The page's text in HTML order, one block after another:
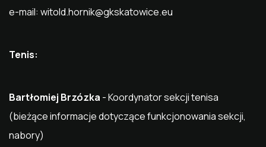
e-mail: witold.hornik@gkskatowice.eu
Tenis:
Bartłomiej Brzózka - Koordynator sekcji tenisa
(bieżące informacje dotyczące funkcjonowania sekcji,
nabory)